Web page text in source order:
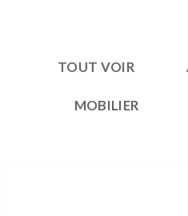
TOUT VOIR
MOBILIER